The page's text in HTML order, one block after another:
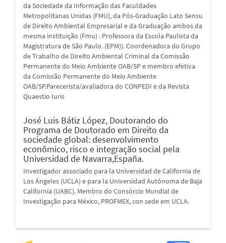
da Sociedade da Informação das Faculdades
Metropolitanas Unidas (FMU), da Pós-Graduação Lato Sensu
de Direito Ambiental Empresarial e da Graduação ambos da
mesma instituição (Fmu) . Professora da Escola Paulista da
Magistratura de São Paulo. (EPM)). Coordenadora do Grupo
de Trabalho de Direito Ambiental Criminal da Comissão
Permanente do Meio Ambiente OAB/SP e membro efetiva
da Comissão Permanente do Meio Ambiente
OAB/SP.Parecerista/avaliadora do CONPEDI e da Revista
Quaestio Iuris
José Luis Bátiz López, Doutorando do
Programa de Doutorado em Direito da
sociedade global: desenvolvimento
econômico, risco e integração social pela
Universidad de Navarra,España.
Investigador associado para la Universidad de California de
Los Ángeles (UCLA) e para la Universidad Autónoma de Baja
California (UABC). Membro do Consórcio Mundial de
Investigação para México, PROFMEX, con sede em UCLA.